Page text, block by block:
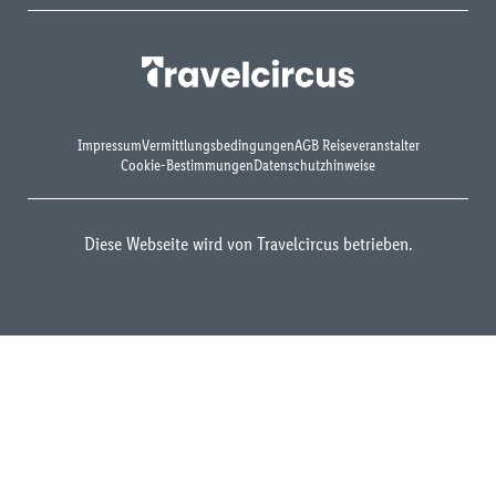
ImpressumVermittlungsbedingungenAGB Reiseveranstalter
Cookie-BestimmungenDatenschutzhinweise
Diese Webseite wird von Travelcircus betrieben.